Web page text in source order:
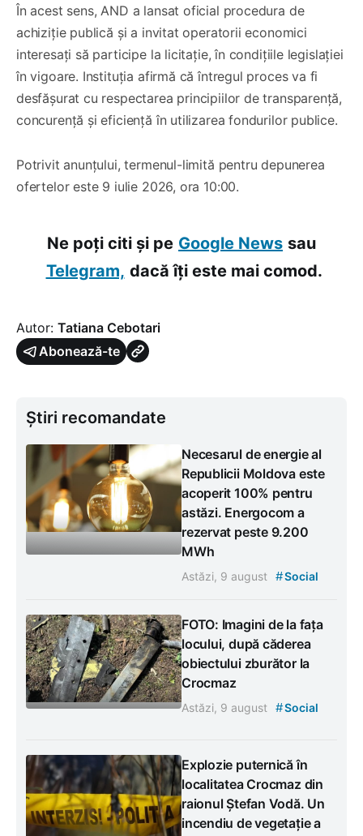
În acest sens, AND a lansat oficial procedura de
achiziție publică și a invitat operatorii economici
interesați să participe la licitație, în condițiile legislației
în vigoare. Instituția afirmă că întregul proces va fi
desfășurat cu respectarea principiilor de transparență,
concurență și eficiență în utilizarea fondurilor publice.
Potrivit anunțului, termenul-limită pentru depunerea
ofertelor este 9 iulie 2026, ora 10:00.
Ne poți citi și pe Google News sau
Telegram, dacă îți este mai comod.
Autor: Tatiana Cebotari
Abonează-te
Știri recomandate
Necesarul de energie al
Republicii Moldova este
acoperit 100% pentru
astăzi. Energocom a
rezervat peste 9.200
MWh
Astăzi, 9 august #Social
FOTO: Imagini de la fața
locului, după căderea
obiectului zburător la
Crocmaz
Astăzi, 9 august #Social
Explozie puternică în
localitatea Crocmaz din
raionul Ștefan Vodă. Un
incendiu de vegetație a